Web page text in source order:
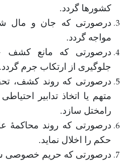
کشورها گردد.
درصورتی که جان و مال
مواجه گردد.
درصورتی که مانع کشف
جلوگیری از ارتکاب جرم گردد.
درصورتی که روند کشف،
متهم یا اتخاذ تدابیر
رامختل سازد.
درصورتی که روند محاکمۀ
حکم را اخلال نماید.
درصورتی که حریم